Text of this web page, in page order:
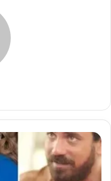
أحمد
السقا
ينفي
طلب